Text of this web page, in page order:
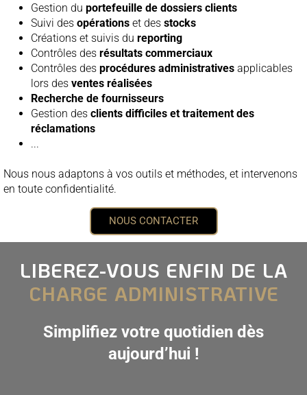
Gestion du portefeuille de dossiers clients
Suivi des opérations et des stocks
Créations et suivis du reporting
Contrôles des résultats commerciaux
Contrôles des procédures administratives applicables
lors des ventes réalisées
Recherche de fournisseurs
Gestion des clients difficiles et traitement des
réclamations
...
Nous nous adaptons à vos outils et méthodes, et intervenons
en toute confidentialité.
NOUS CONTACTER
LIBEREZ-VOUS ENFIN DE LA
CHARGE ADMINISTRATIVE
Simplifiez votre quotidien dès
aujourd’hui !